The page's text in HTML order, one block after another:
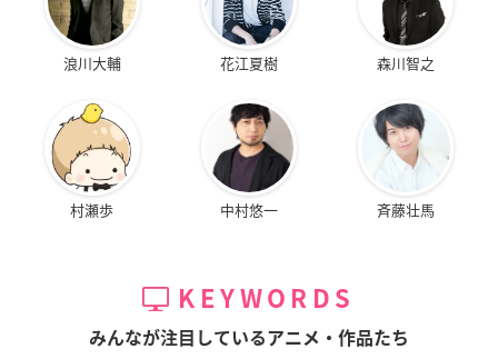
浪川大輔 花江夏樹 森川智之
村瀬歩 中村悠一 斉藤壮馬
KEYWORDS
みんなが注目しているアニメ・作品たち